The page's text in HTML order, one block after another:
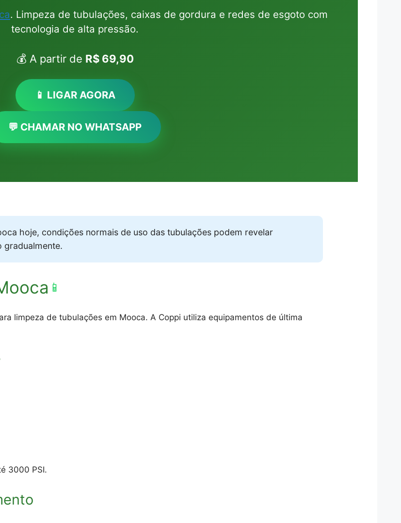
. Limpeza de tubulações, caixas de gordura e redes de esgoto com
tecnologia de alta pressão.
💰 A partir de R$ 69,90
📱 LIGAR AGORA
💬 CHAMAR NO WHATSAPP
hoje, condições normais de uso das tubulações podem revelar
gradualmente.
📱
limpeza de tubulações em Mooca. A Coppi utiliza equipamentos de última
3000 PSI.